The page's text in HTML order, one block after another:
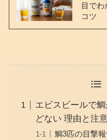
目で
コツ
エビスビールで
どない 理由と注
鯛3匹の目撃